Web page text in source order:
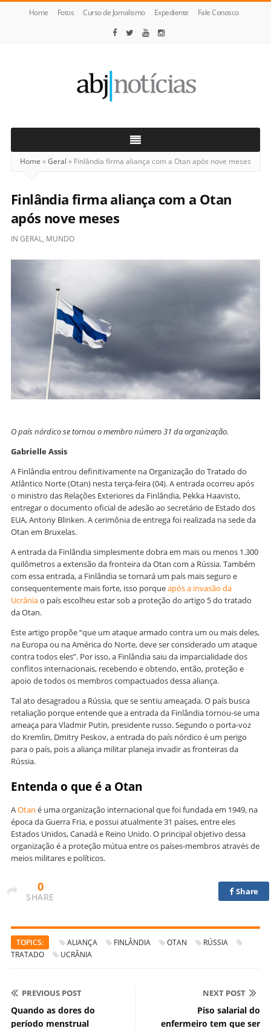
Home Fotos Curso de Jornalismo Expediente Fale Conosco
Notícias
Home »Geral » Finlândia firma aliança com a Otan após nove meses
Finlândia firma aliança com a Otan
após nove meses
IN GERAL, MUNDO
O país nórdico se tornou o membro número 31 da organização.
Gabrielle Assis
A Finlândia entrou definitivamente na Organização do Tratado do
Atlântico Norte (Otan) nesta terça-feira (04). A entrada ocorreu após
o ministro das Relações Exteriores da Finlândia, Pekka Haavisto,
entregar o documento oficial de adesão ao secretário de Estado dos
EUA, Antony Blinken. A cerimônia de entrega foi realizada na sede da
Otan em Bruxelas.
A entrada da Finlândia simplesmente dobra em mais ou menos 1.300
quilômetros a extensão da fronteira da Otan com a Rússia. Também
com essa entrada, a Finlândia se tornará um país mais seguro e
consequentemente mais forte, isso porqueapós a invasão da
Ucrâniao país escolheu estar sob a proteção do artigo 5 do tratado
da Otan.
Este artigo propõe “que um ataque armado contra um ou mais deles,
na Europa ou na América do Norte, deve ser considerado um ataque
contra todos eles”. Por isso, a Finlândia saiu da imparcialidade dos
conflitos internacionais, recebendo e obtendo, então, proteção e
apoio de todos os membros compactuados dessa aliança.
Tal ato desagradou a Rússia, que se sentiu ameaçada. O país busca
retaliação porque entende que a entrada da Finlândia tornou-se uma
ameaça para Vladmir Putin, presidente russo. Segundo o porta-voz
do Kremlin, Dmitry Peskov, a entrada do país nórdico é um perigo
para o país, pois a aliança militar planeja invadir as fronteiras da
Rússia.
Entenda o que é a Otan
AOtan é uma organização internacional que foi fundada em 1949, na
época da Guerra Fria, e possui atualmente 31 países, entre eles
Estados Unidos, Canadá e Reino Unido. O principal objetivo dessa
organização é a proteção mútua entre os países-membros através de
meios militares e políticos.
0
SHARE
Share
TOPICS: ALIANÇA FINLÂNDIA OTAN
RÚSSIA
TRATADO
UCRÂNIA
PREVIOUS POST
Quando as dores do
período menstrual
NEXT POST
Piso salarial do
enfermeiro tem que ser